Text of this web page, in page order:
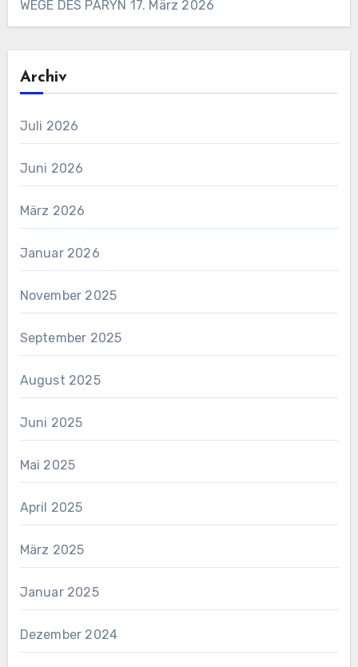
WEGE DES PARYN 17. März 2026
Archiv
Juli 2026
Juni 2026
März 2026
Januar 2026
November 2025
September 2025
August 2025
Juni 2025
Mai 2025
April 2025
März 2025
Januar 2025
Dezember 2024